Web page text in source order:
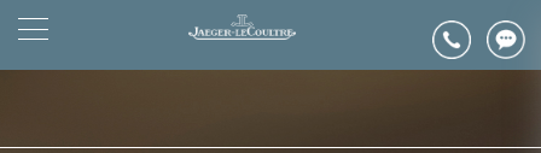
官网公告>
▲
▼
2026年6月浪琴售后服务中心最新网点地址：
上海市徐汇区虹桥路3号港汇中心写字楼2座37层3705室（需提前预约）